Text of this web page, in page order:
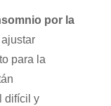
por la
para la
difícil y